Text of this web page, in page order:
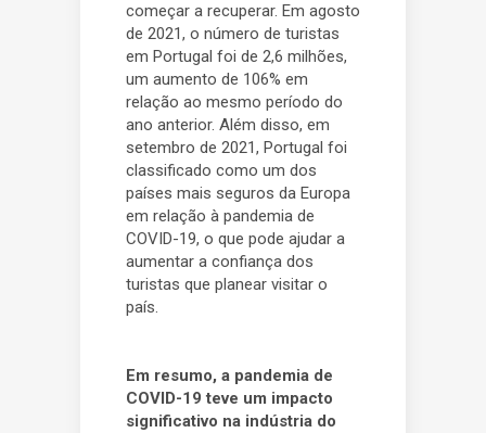
começar a recuperar. Em agosto
de 2021, o número de turistas
em Portugal foi de 2,6 milhões,
um aumento de 106% em
relação ao mesmo período do
ano anterior. Além disso, em
setembro de 2021, Portugal foi
classificado como um dos
países mais seguros da Europa
em relação à pandemia de
COVID-19, o que pode ajudar a
aumentar a confiança dos
turistas que planear visitar o
país.
Em resumo, a pandemia de
COVID-19 teve um impacto
significativo na indústria do